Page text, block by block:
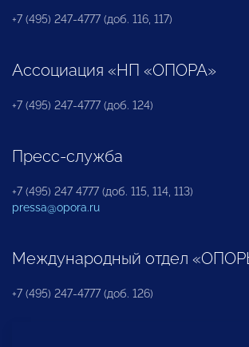
+7 (495) 247-4777 (доб. 116, 117)
Ассоциация «НП «ОПОРА»
+7 (495) 247-4777 (доб. 124)
Пресс-служба
+7 (495) 247 4777 (доб. 115, 114, 113)
pressa@opora.ru
Международный отдел
+7 (495) 247-4777 (доб. 126)